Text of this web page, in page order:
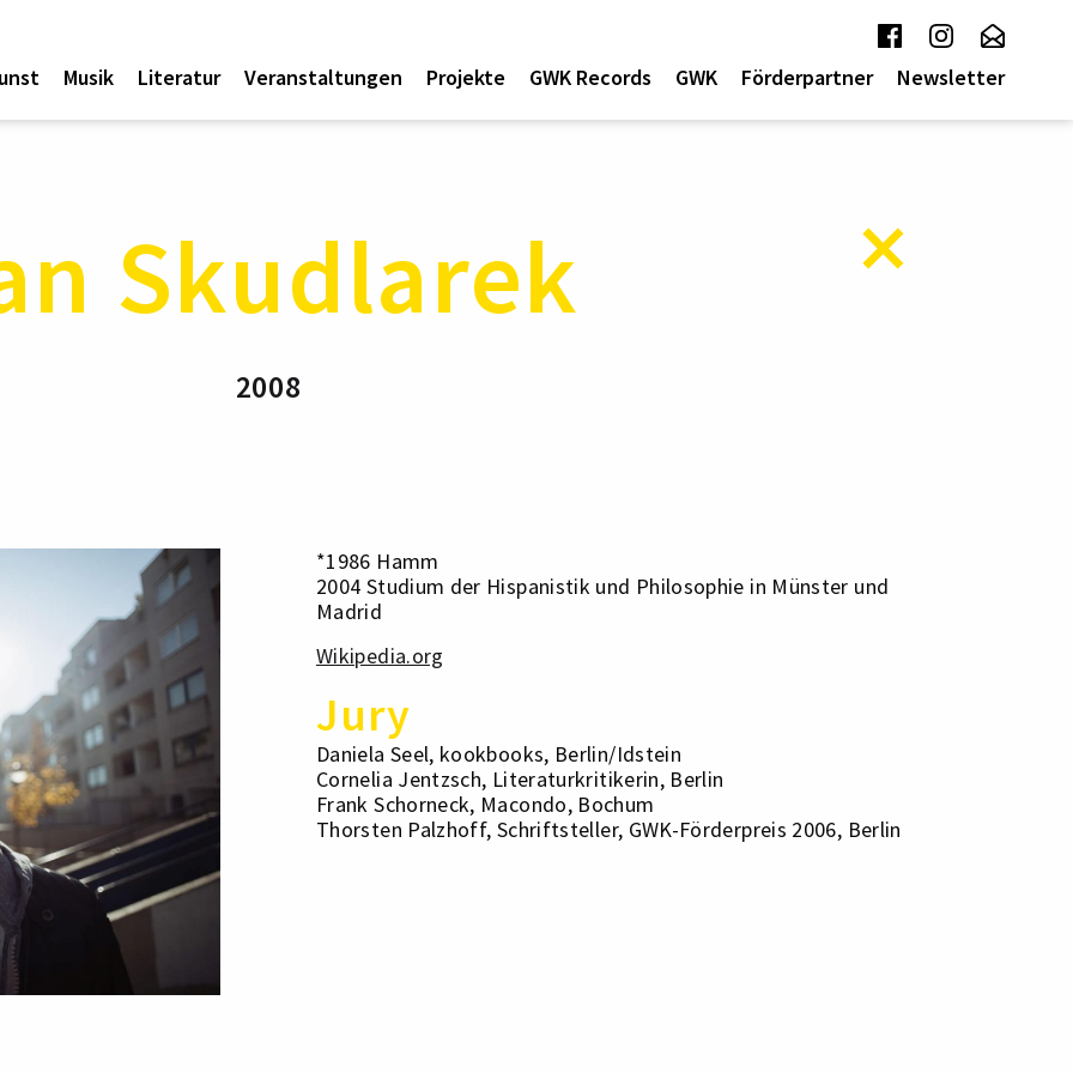
Musik Literatur Veranstaltungen Projekte GWK Records GWK Förderpartner Newsletter
Skudlarek
2008
*1986 Hamm
2004 Studium der Hispanistik und Philosophie in Münster und
Madrid
Wikipedia.org
Jury
Daniela Seel, kookbooks, Berlin/Idstein
Cornelia Jentzsch, Literaturkritikerin, Berlin
Frank Schorneck, Macondo, Bochum
Thorsten Palzhoff, Schriftsteller, GWK-Förderpreis 2006, Berlin